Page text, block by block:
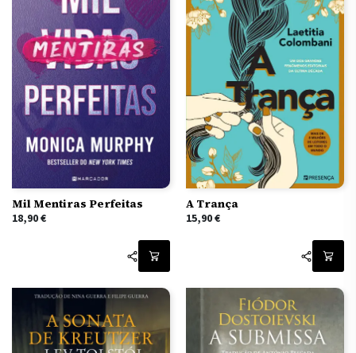
Mil Mentiras Perfeitas
18,90€
A Trança
15,90€